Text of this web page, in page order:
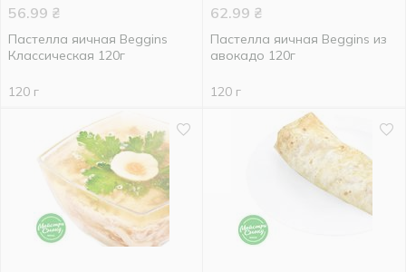
56.99 ₴
Пастелла яичная Beggins
Классическая 120г
120 г
62.99 ₴
Пастелла яичная Beggins из
авокадо 120г
120 г